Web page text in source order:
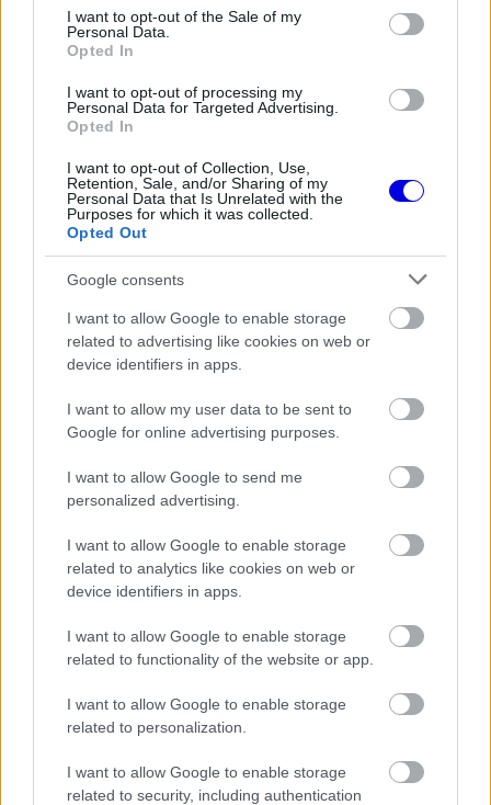
consent section.
I want to opt-out of the Sale of my
Personal Data.
Opted In
I want to opt-out of processing my
Personal Data for Targeted Advertising.
Opted In
I want to opt-out of Collection, Use,
Retention, Sale, and/or Sharing of my
Personal Data that Is Unrelated with the
Purposes for which it was collected.
Opted Out
Google consents
I want to allow Google to enable storage
related to advertising like cookies on web or
device identifiers in apps.
I want to allow my user data to be sent to
Google for online advertising purposes.
I want to allow Google to send me
personalized advertising.
I want to allow Google to enable storage
related to analytics like cookies on web or
device identifiers in apps.
I want to allow Google to enable storage
related to functionality of the website or app.
I want to allow Google to enable storage
related to personalization.
I want to allow Google to enable storage
related to security, including authentication
kitálalt Hamilton F1-es
Leclerc ennek ellenére változtat. Barcelonában
már ugyanazt a Carbon Industrie csomagot
használja, mint Hamilton, hogy közelebb kerüljön